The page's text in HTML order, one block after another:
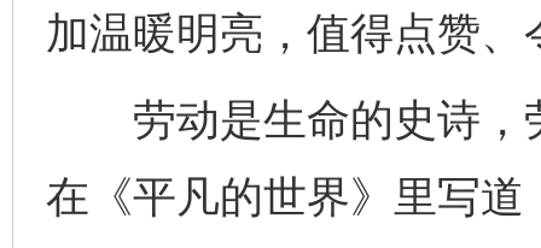
加温暖明亮，值得点赞、
劳动是生命的史诗，
在《平凡的世界》里写道